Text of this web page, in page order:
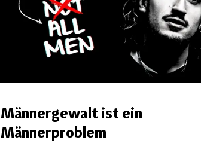
Männergewalt ist ein
Männerproblem